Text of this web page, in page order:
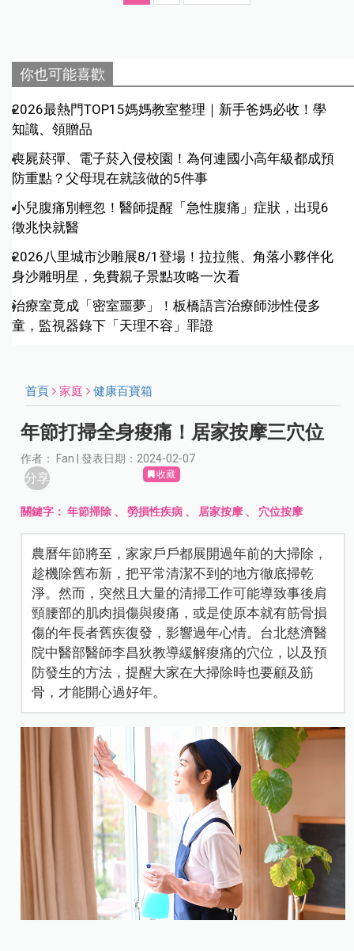
你也可能喜歡
2026最熱門TOP15媽媽教室整理｜新手爸媽必收！學
知識、領贈品
喪屍菸彈、電子菸入侵校園！為何連國小高年級都成預
防重點？父母現在就該做的5件事
小兒腹痛別輕忽！醫師提醒「急性腹痛」症狀，出現6
徵兆快就醫
2026八里城市沙雕展8/1登場！拉拉熊、角落小夥伴化
身沙雕明星，免費親子景點攻略一次看
治療室竟成「密室噩夢」！板橋語言治療師涉性侵多
童，監視器錄下「天理不容」罪證
首頁 家庭 健康百寶箱
年節打掃全身痠痛！居家按摩三穴位
作者： Fan | 發表日期：2024-02-07
分享 收藏
關鍵字：年節掃除 、勞損性疾病 、 居家按摩 、 穴位按摩
農曆年節將至，家家戶戶都展開過年前的大掃除，
趁機除舊布新，把平常清潔不到的地方徹底掃乾
淨。然而，突然且大量的清掃工作可能導致事後肩
頸腰部的肌肉損傷與痠痛，或是使原本就有筋骨損
傷的年長者舊疾復發，影響過年心情。台北慈濟醫
院中醫部醫師李昌狄教導緩解痠痛的穴位，以及預
防發生的方法，提醒大家在大掃除時也要顧及筋
骨，才能開心過好年。